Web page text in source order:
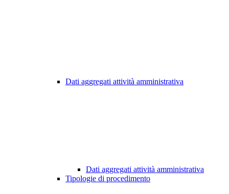
Dati aggregati attività amministrativa
Dati aggregati attività amministrativa
Tipologie di procedimento